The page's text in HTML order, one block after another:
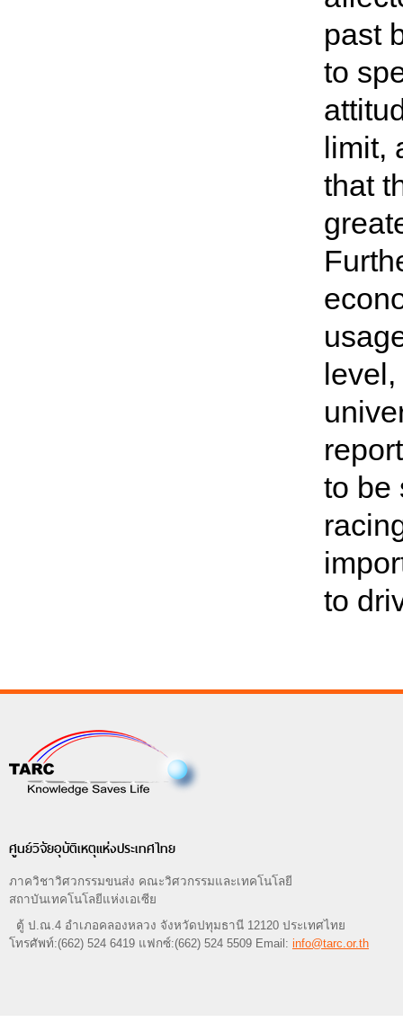
past
to
limit,
that
to be
to
ศูนย์วิจัยอุบัติเหตุแห่งประเทศไทย
ภาควิชาวิศวกรรมขนส่ง คณะวิศวกรรมและเทคโนโลยี
สถาบันเทคโนโลยีแห่งเอเซีย
ตู้ ป.ณ.4 อำเภอคลองหลวง จังหวัดปทุมธานี 12120 ประเทศไทย
โทรศัพท์:(662) 524 6419 แฟกซ์:(662) 524 5509 Email: info@tarc.or.th